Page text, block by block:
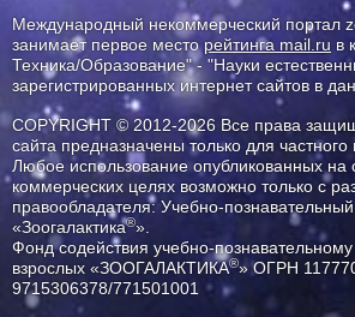
Международный некоммерческий портал
занимает первое месторейтинга mail.ru в
Техника/Образование" - "Науки
зарегистрированных интернет сайтов в
COPYRIGHT © 2012-2026 Все права
сайта предназначены только для частного
Любое использование опубликованных на
коммерческих целях возможно только с
правообладателя: Учебно-
«Зоогалактика®».
Фонд содействия учебно-
взрослых «ЗООГАЛАКТИКА®» ОГРН
9715306378/771501001